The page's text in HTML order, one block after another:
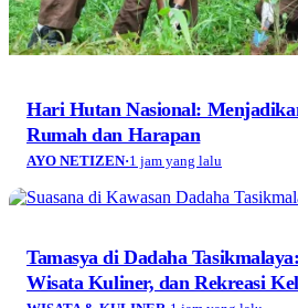
Hari Hutan Nasional:
Rumah dan Harapan
AYO NETIZEN·1 jam yang lalu
Tamasya di Dadaha
Wisata Kuliner, dan Rekreasi